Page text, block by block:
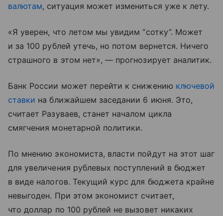
валютам, ситуация может измениться уже к лету.
«Я уверен, что летом мы увидим “сотку”. Может
и за 100 рублей утечь, но потом вернется. Ничего
страшного в этом нет», — прогнозирует аналитик.
Банк России может перейти к снижению ключевой
ставки на ближайшем заседании 6 июня. Это,
считает Разуваев, станет началом цикла
смягчения монетарной политики.
По мнению экономиста, власти пойдут на этот шаг
для увеличения рублевых поступлений в бюджет
в виде налогов. Текущий курс для бюджета крайне
невыгоден. При этом экономист считает,
что доллар по 100 рублей не вызовет никаких